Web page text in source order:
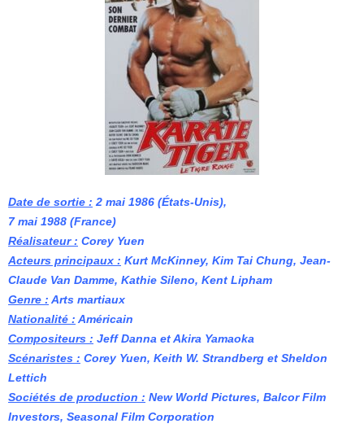
Date de sortie : 2 mai 1986 (États-Unis),
7 mai 1988 (France)
Réalisateur : Corey Yuen
Acteurs principaux : Kurt McKinney, Kim Tai Chung, Jean-
Claude Van Damme, Kathie Sileno, Kent Lipham
Genre : Arts martiaux
Nationalité : Américain
Compositeurs : Jeff Danna et Akira Yamaoka
Scénaristes : Corey Yuen, Keith W. Strandberg et Sheldon
Lettich
Sociétés de production : New World Pictures, Balcor Film
Investors, Seasonal Film Corporation